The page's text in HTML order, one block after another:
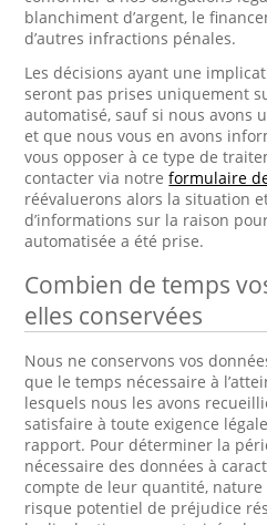
blanchiment d’argent, le
d’autres infractions pénales.
Les décisions ayant une
seront pas prises uniquement
automatisé, sauf si nous avons
et que nous vous en avons
vous opposer à ce type de
contacter via notreformulaire
réévaluerons alors la situation
d’informations sur la raison
automatisée a été prise.
Combien de temps
elles conservées
Nous ne conservons vos
que le temps nécessaire à
lesquels nous les avons
satisfaire à toute exigence
rapport. Pour déterminer la
nécessaire des données à
compte de leur quantité,
risque potentiel de préjudice